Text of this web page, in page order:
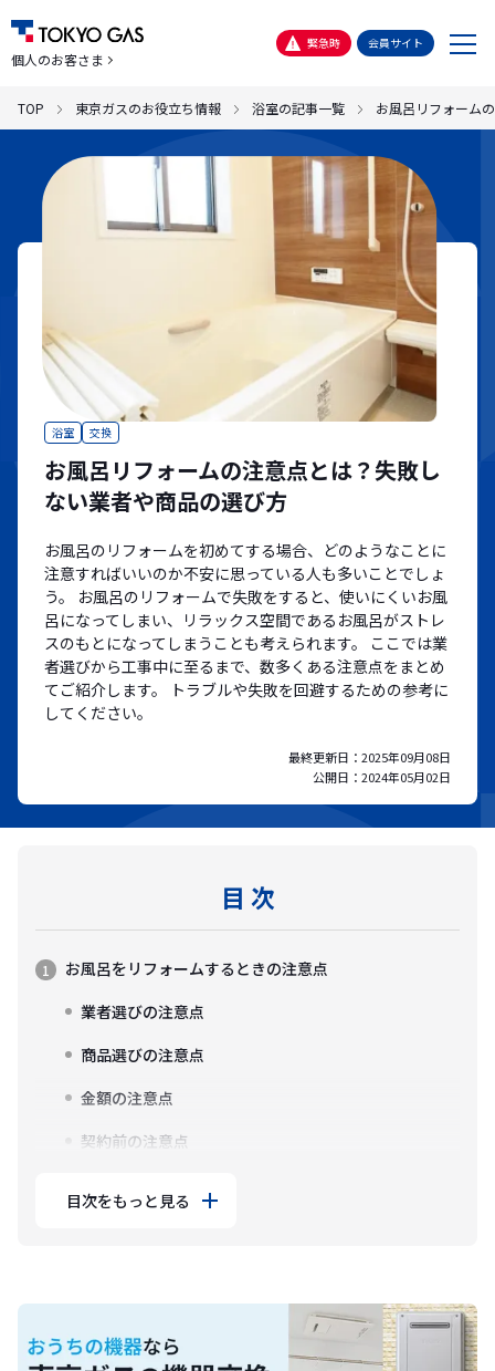
個人のお客さま
緊急時 会員サイト
メ
ー
TOP 東京ガスのお役立ち情報 浴室の記事一覧 お風呂リフォーム
浴室 交換
お風呂リフォームの注意点とは？失敗し
ない業者や商品の選び方
お風呂のリフォームを初めてする場合、どのようなことに
注意すればいいのか不安に思っている人も多いことでしょ
う。 お風呂のリフォームで失敗をすると、使いにくいお風
呂になってしまい、リラックス空間であるお風呂がストレ
スのもとになってしまうことも考えられます。 ここでは業
者選びから工事中に至るまで、数多くある注意点をまとめ
てご紹介します。 トラブルや失敗を回避するための参考に
してください。
最終更新日： 2025年09月08日
公開日： 2024年05月02日
目 次
お風呂をリフォームするときの注意点
業者選びの注意点
商品選びの注意点
金額の注意点
契約前の注意点
目次をもっと見る